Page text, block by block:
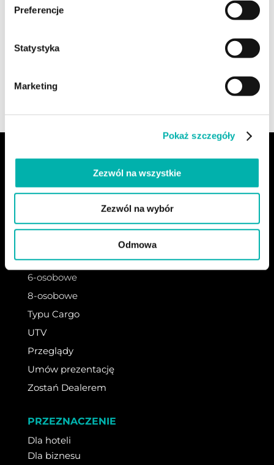
Preferencje
Statystyka
Marketing
Pokaż szczegóły
Zezwól na wszystkie
Zezwól na wybór
Odmowa
POJAZDY
4-osobowe
6-osobowe
8-osobowe
Typu Cargo
UTV
Przeglądy
Umów prezentację
Zostań Dealerem
PRZEZNACZENIE
Dla hoteli
Dla biznesu